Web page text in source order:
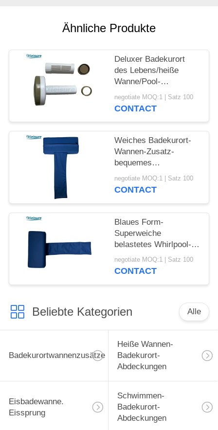
Ähnliche Produkte
Deluxer Badekurort
des Lebens/heiße
Wanne/Pool-
Chemikalie, Chlor,
Brom-sich hin- und
im Freien in dunklem
kakifarbigem
negotiate MOQ:1 | Satz 100
CONTACT
Weiches Badekurort-
Wannen-Zusatz-
bequemes
Vinylbewegliches
Whirlpool-Wannen-
Freien heiße Wanne
negotiate MOQ:1 | Satz 100
CONTACT
Blaues Form-
Superweiche
belastetes Whirlpool-
Kissen der Farbet für
Massage-Badekurort
negotiate MOQ:1 | Satz 100
CONTACT
Beliebte Kategorien Alle
Badekurortwannenzusätze
Heiße Wannen-
Badekurort-
Abdeckungen
Eisbadewanne.
Eissprung
Schwimmen-
Badekurort-
Abdeckungen